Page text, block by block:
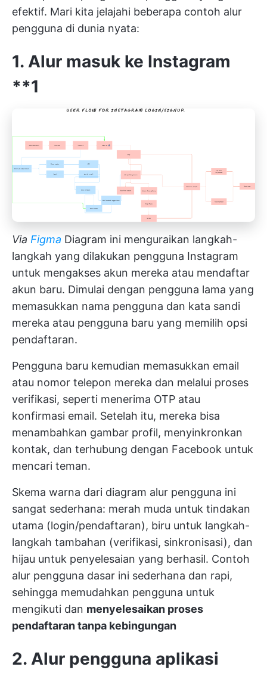
efektif. Mari kita jelajahi beberapa contoh alur
pengguna di dunia nyata:
1. Alur masuk ke Instagram
**1
Via Figma Diagram ini menguraikan langkah-
langkah yang dilakukan pengguna Instagram
untuk mengakses akun mereka atau mendaftar
akun baru. Dimulai dengan pengguna lama yang
memasukkan nama pengguna dan kata sandi
mereka atau pengguna baru yang memilih opsi
pendaftaran.
Pengguna baru kemudian memasukkan email
atau nomor telepon mereka dan melalui proses
verifikasi, seperti menerima OTP atau
konfirmasi email. Setelah itu, mereka bisa
menambahkan gambar profil, menyinkronkan
kontak, dan terhubung dengan Facebook untuk
mencari teman.
Skema warna dari diagram alur pengguna ini
sangat sederhana: merah muda untuk tindakan
utama (login/pendaftaran), biru untuk langkah-
langkah tambahan (verifikasi, sinkronisasi), dan
hijau untuk penyelesaian yang berhasil. Contoh
alur pengguna dasar ini sederhana dan rapi,
sehingga memudahkan pengguna untuk
mengikuti dan menyelesaikan proses
pendaftaran tanpa kebingungan
2. Alur pengguna aplikasi